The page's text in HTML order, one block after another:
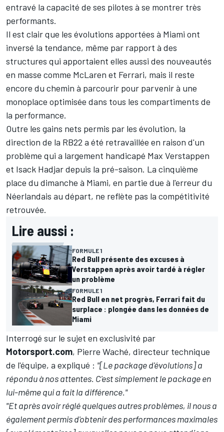
entravé la capacité de ses pilotes à se montrer très
performants.
Il est clair que les évolutions apportées à Miami ont
inversé la tendance, même par rapport à des
structures qui apportaient elles aussi des nouveautés
en masse comme McLaren et Ferrari, mais il reste
encore du chemin à parcourir pour parvenir à une
monoplace optimisée dans tous les compartiments de
la performance.
Outre les gains nets permis par les évolution, la
direction de la RB22 a été retravaillée en raison d'un
problème qui a largement handicapé Max Verstappen
et Isack Hadjardepuis la pré-saison. La cinquième
place du dimanche à Miami, en partie due à l'erreur du
Néerlandais au départ, ne reflète pas la compétitivité
retrouvée.
Lire aussi :
FORMULE 1
Red Bull présente des excuses à
Verstappen après avoir tardé à régler
un problème
FORMULE 1
Red Bull en net progrès, Ferrari fait du
surplace : plongée dans les données de
Miami
Interrogé sur le sujet en exclusivité par
Motorsport.com, Pierre Waché, directeur technique
de l'équipe, a expliqué : "[Le package d'évolutions] a
répondu à nos attentes. C'est simplement le package en
lui-même qui a fait la différence."
"Et après avoir réglé quelques autres problèmes, il nous a
également permis d'obtenir des performances maximales